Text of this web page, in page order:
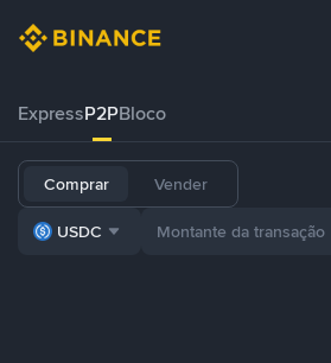
ExpressP2PBloco
Comprar Vender
USDC